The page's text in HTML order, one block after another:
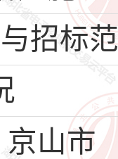
招标
山市